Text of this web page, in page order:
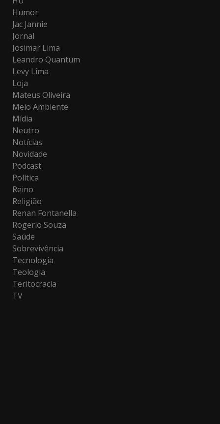
Humor
Jac Jannie
Jornal
Josimar Lima
Leandro Quantum
Levy Lima
Loja
Mateus Oliveira
Meio Ambiente
Mídia
Neutro
Notícias
Novidade
Podcast
Política
Reino
Religião
Renan Fontanella
Rogerio Souza
Saúde
Sobrevivência
Tecnologia
Teologia
Teritocracia
TV